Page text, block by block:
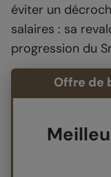
éviter un
salaires : sa
progression du
Offre de